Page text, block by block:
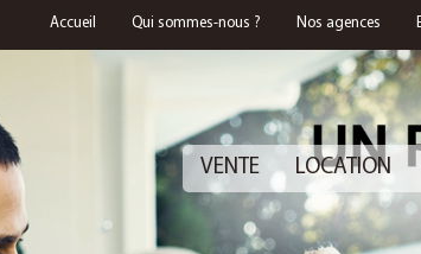
Accueil Qui sommes-nous ? Nos agences
VENTE LOCATION